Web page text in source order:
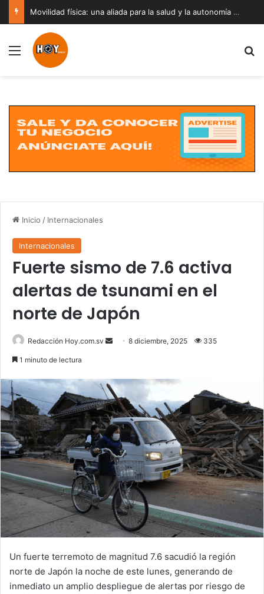
Movilidad física: una aliada para la salud y la autonomía a cualquier edad
Menú
Inicio / Internacionales
Internacionales
Fuerte sismo de 7.6 activa
alertas de tsunami en el
norte de Japón
Redacción Hoy.com.sv
Send8 diciembre, 2025 335
1 minuto de lectura
Un fuerte terremoto de magnitud 7.6 sacudió la región
norte de Japón la noche de este lunes, generando de
inmediato un amplio despliegue de alertas por riesgo de